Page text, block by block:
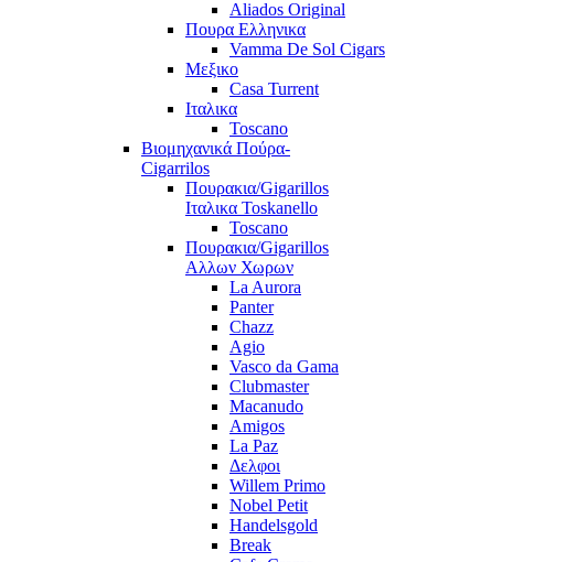
Aliados Original
Πουρα Ελληνικα
Vamma De Sol Cigars
Μεξικο
Casa Turrent
Ιταλικα
Toscano
Βιομηχανικά Πούρα-
Cigarrilos
Πουρακια/Gigarillos
Ιταλικα Toskanello
Toscano
Πουρακια/Gigarillos
Αλλων Χωρων
La Aurora
Panter
Chazz
Agio
Vasco da Gama
Clubmaster
Macanudo
Amigos
La Paz
Δελφοι
Willem Primo
Nobel Petit
Handelsgold
Break